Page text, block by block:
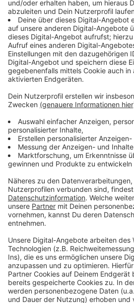
Wasserflächen unter dem Schnee
kann und dass Bäche und
dass man tief einsinken kann.
Chef der Feuerwehr-Leitstelle
"Bitte seid vorsichtig.Erst ab
von 15-20 cm kann man
Eisfläche betreten. Wenn
Augen führt, dass bei -10
über Tag die Eisschicht um 1
dauert es also 20 Tage bis
einen See betreten kann."
Solltet Ihr Kinder sehen, die auf
ruft sie bitte zurück. Wer
eingebrochen ist, sollte das NIE
die Feuerwehr zur Hilfe rufen.
Anzeige